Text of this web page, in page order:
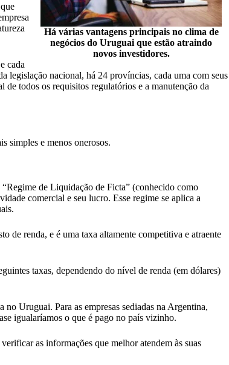
Há várias vantagens principais no clima de
negócios do Uruguai que estão atraindo
novos investidores.
cada
legislação nacional, há 24 províncias, cada uma com seus
todos os requisitos regulatórios e a manutenção da
simples e menos onerosos.
de Liquidação de Ficta” (conhecido como
comercial e seu lucro. Esse regime se aplica a
de renda, e é uma taxa altamente competitiva e atraente
taxas, dependendo do nível de renda (em dólares)
Uruguai. Para as empresas sediadas na Argentina,
igualaríamos o que é pago no país vizinho.
as informações que melhor atendem às suas